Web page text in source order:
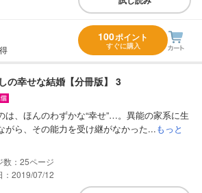
100ポイント
すぐに購入
の幸せな結婚【分冊版】 3
は、ほんのわずかな“幸せ”…。異能の家系に生
がら、その能力を受け継がなかった...もっと
25
：2019/07/12